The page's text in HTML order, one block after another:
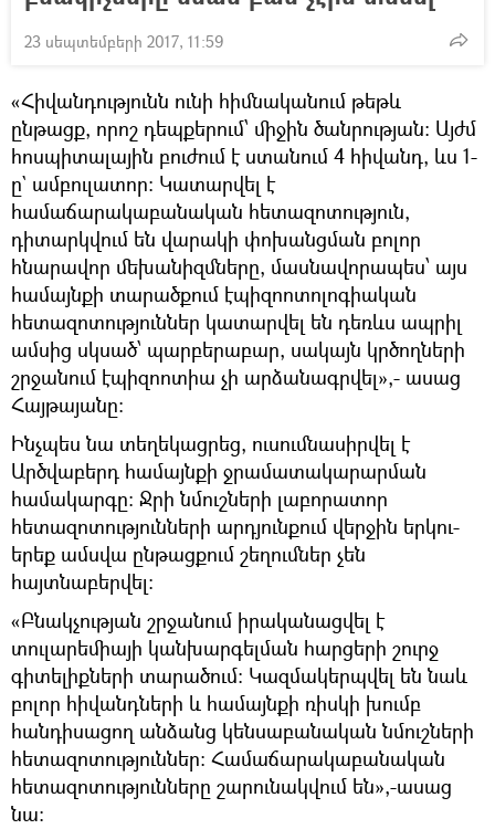
23 սեպտեմբերի 2017, 11:59
«Հիվանդությունն ունի հիմնականում թեթև
ընթացք, որոշ դեպքերում՝ միջին ծանրության: Այժմ
հոսպիտալային բուժում է ստանում 4 հիվանդ, ևս 1-
ը` ամբուլատոր: Կատարվել է
համաճարակաբանական հետազոտություն,
դիտարկվում են վարակի փոխանցման բոլոր
հնարավոր մեխանիզմները, մասնավորապես՝ այս
համայնքի տարածքում էպիզոոտոլոգիական
հետազոտություններ կատարվել են դեռևս ապրիլ
ամսից սկսած՝ պարբերաբար, սակայն կրծողների
շրջանում էպիզոոտիա չի արձանագրվել»,- ասաց
Հայթայանը:
Ինչպես նա տեղեկացրեց, ուսումնասիրվել է
Արծվաբերդ համայնքի ջրամատակարարման
համակարգը։ Ջրի նմուշների լաբորատոր
հետազոտությունների արդյունքում վերջին երկու-
երեք ամսվա ընթացքում շեղումներ չեն
հայտնաբերվել։
«Բնակչության շրջանում իրականացվել է
տուլարեմիայի կանխարգելման հարցերի շուրջ
գիտելիքների տարածում: Կազմակերպվել են նաև
բոլոր հիվանդների և համայնքի ռիսկի խումբ
հանդիսացող անձանց կենսաբանական նմուշների
հետազոտություններ: Համաճարակաբանական
հետազոտությունները շարունակվում են»,-ասաց
նա: